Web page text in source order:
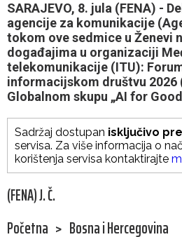
SARAJEVO, 8. jula (FENA) -
agencije za komunikacije
tokom ove sedmice u Ženevi
događajima u organizaciji
telekomunikacije (ITU):
informacijskom društvu 2026
Globalnom skupu „AI for
Sadržaj dostupan isključivo
servisa. Za više informacija o
korištenja servisa kontaktirajte
(FENA) J. Č.
Početna > Bosna i Hercegovina